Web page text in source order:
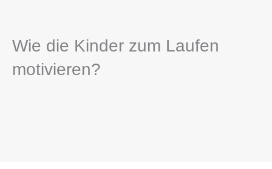
Wie die Kinder zum Laufen
motivieren?